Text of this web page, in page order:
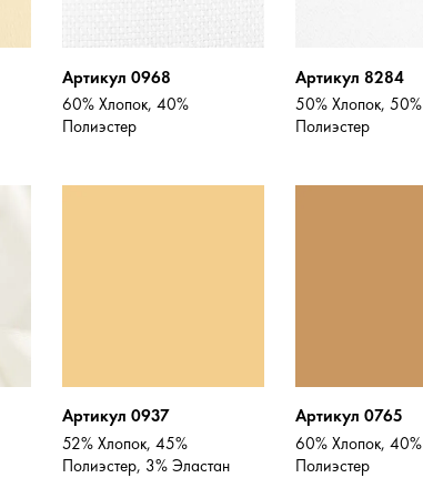
Артикул 0968
60% Хлопок, 40%
Полиэстер
Артикул 8284
50% Хлопок, 50%
Полиэстер
Артикул 0937
52% Хлопок, 45%
Полиэстер, 3% Эластан
Артикул 0765
60% Хлопок, 40%
Полиэстер